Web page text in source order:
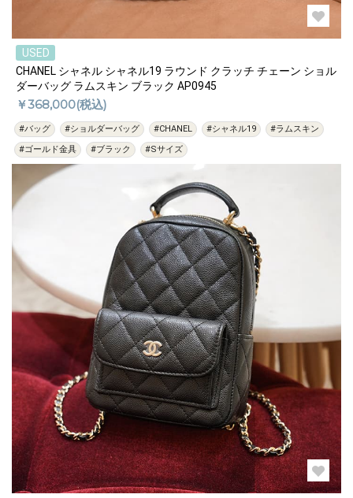
USED
CHANEL シャネル シャネル19 ラウンド クラッチ チェーン ショル
ダーバッグ ラムスキン ブラック AP0945
￥368,000(税込)
#バッグ #ショルダーバッグ #CHANEL #シャネル19
#ラムスキン
#ゴールド金具
#ブラック #Sサイズ